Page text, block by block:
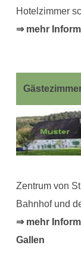
Hotelzimmer
⇒ mehr
Zentrum von
Bahnhof und
⇒ mehr
Gallen